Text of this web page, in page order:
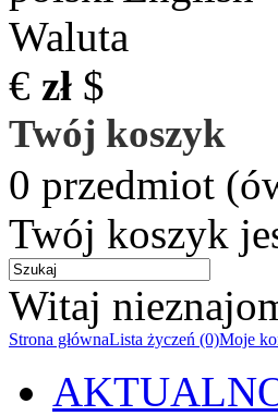
Waluta
€ zł $
Twój koszyk
0 przedmiot
Twój koszyk
Witaj
Strona głównaLista życzeń (0)Moje